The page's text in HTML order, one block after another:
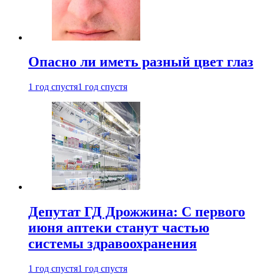
Опасно ли иметь разный цвет глаз
1 год спустя1 год спустя
Депутат ГД Дрожжина: С первого
июня аптеки станут частью
системы здравоохранения
1 год спустя1 год спустя